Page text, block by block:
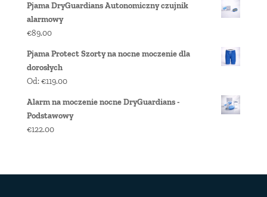
Pjama DryGuardians Autonomiczny czujnik
alarmowy
€89.00
Pjama Protect Szorty na nocne moczenie dla
dorosłych
Od:€119.00
Alarm na moczenie nocne DryGuardians -
Podstawowy
€122.00